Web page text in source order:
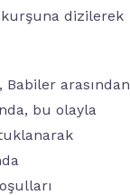
kurşuna dizilerek
Babiler arasından
bu olayla